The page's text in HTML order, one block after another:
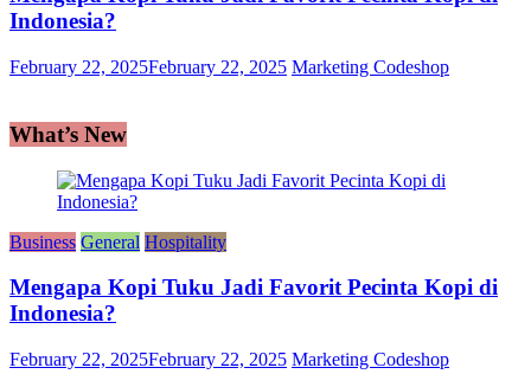
Indonesia?
February 22, 2025February 22, 2025 Marketing Codeshop
What’s New
Business General Hospitality
Mengapa Kopi Tuku Jadi Favorit Pecinta Kopi di
Indonesia?
February 22, 2025February 22, 2025 Marketing Codeshop